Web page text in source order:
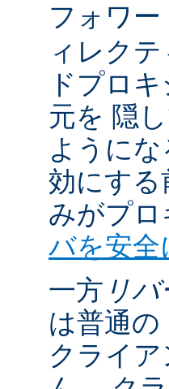
フォワ
ィレク
ドプロ
元を 隠
ように
効にす
みがプ
バを安全
一方 リ
は普通
クライ